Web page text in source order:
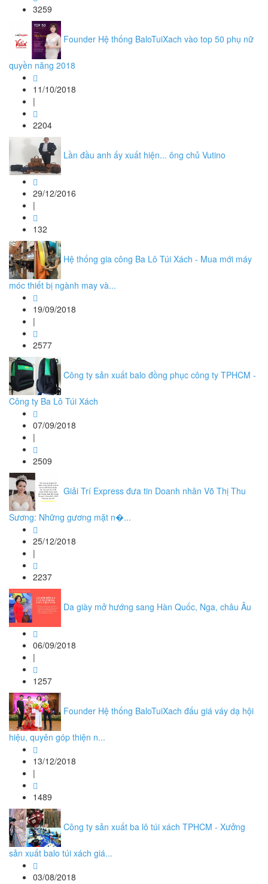
3259
Founder Hệ thống BaloTuiXach vào top 50 phụ nữ
quyền năng 2018
11/10/2018
|
2204
Lần đầu anh ấy xuất hiện... ông chủ Vutino
29/12/2016
|
132
Hệ thống gia công Ba Lô Túi Xách - Mua mới máy
móc thiết bị ngành may và...
19/09/2018
|
2577
Công ty sản xuất balo đồng phục công ty TPHCM -
Công ty Ba Lô Túi Xách
07/09/2018
|
2509
Giải Trí Express đưa tin Doanh nhân Võ Thị Thu
Sương: Những gương mặt n�...
25/12/2018
|
2237
Da giày mở hướng sang Hàn Quốc, Nga, châu Âu
06/09/2018
|
1257
Founder Hệ thống BaloTuiXach đấu giá váy dạ hội
hiệu, quyên góp thiện n...
13/12/2018
|
1489
Công ty sản xuất ba lô túi xách TPHCM - Xưởng
sản xuất balo túi xách giá...
03/08/2018